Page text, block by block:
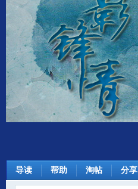
导读 帮助 淘帖 分享